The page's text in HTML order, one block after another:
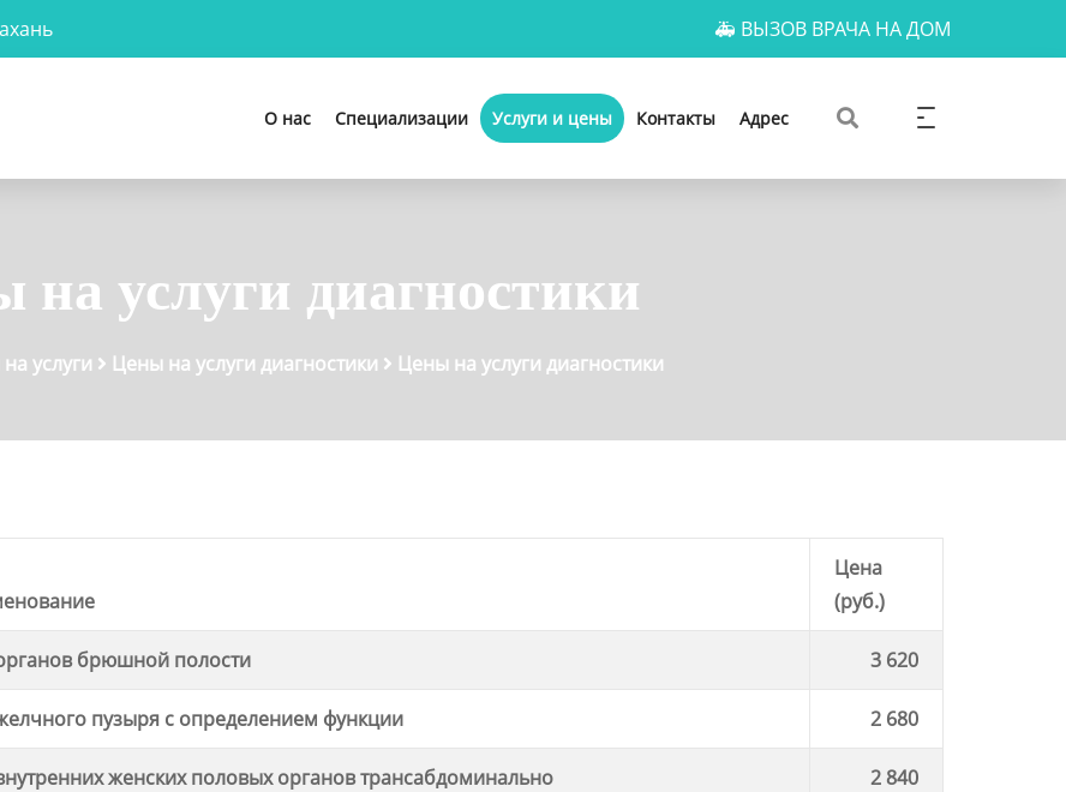
🚑 ВЫЗОВ ВРАЧА НА ДОМ
О нас Специализации Услуги и цены Контакты Адрес
на услуги диагностики
услуги Цены на услуги диагностики Цены на услуги диагностики
Цена
(руб.)
брюшной полости 3 620
пузыря с определением функции 2 680
женских половых органов трансабдоминально 2 840